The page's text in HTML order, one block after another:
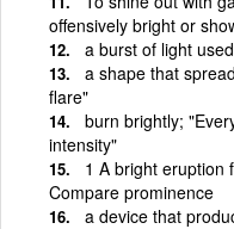
offensively bright or
a burst of light
a shape that
flare"
burn brightly;
intensity"
1 A bright eruption
Compare prominence
a device that